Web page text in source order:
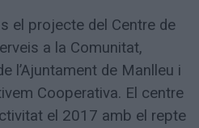
el projecte del Centre de
a la Comunitat,
l’Ajuntament de Manlleu i
Cooperativa. El centre
el 2017 amb el repte